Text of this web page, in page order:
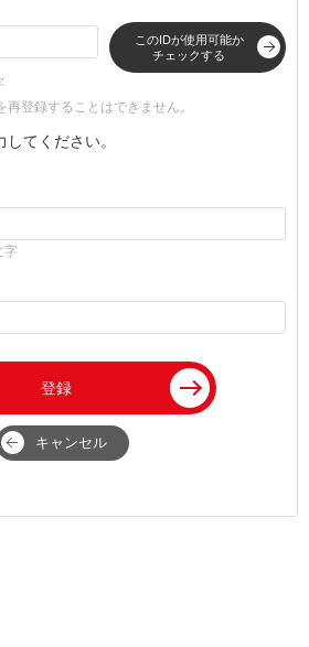
このIDが使用可能か
チェックする
登録することはできません。
てください。
字
登録
キャンセル